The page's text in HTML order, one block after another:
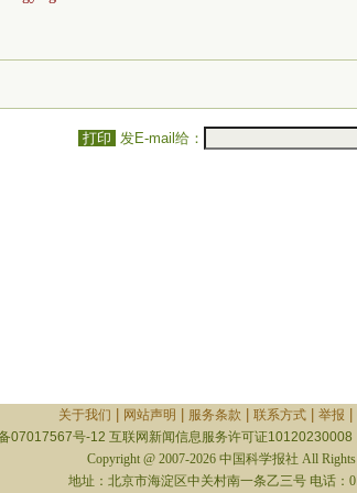
打印 发E-mail给：
关于我们 网站声明 服务条款 联系方式| 举报
07017567号-12 互联网新闻信息服务许可证10120230008
Copyright @ 2007-2026 中国科学报社 All Rights
地址：北京市海淀区中关村南一条乙三号 电话：